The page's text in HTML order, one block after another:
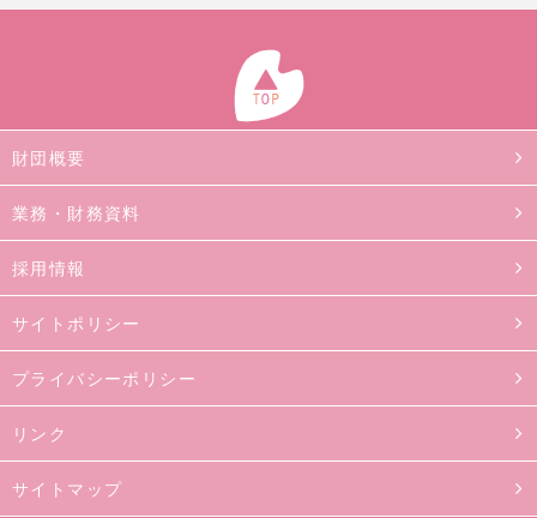
財団概要
業務・財務資料
採用情報
サイトポリシー
プライバシーポリシー
リンク
サイトマップ